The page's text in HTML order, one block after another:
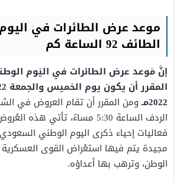
موعد عرض الطائرات في
الطائف 92 الساعة كم
إنَّ مَوعد عرض الطائرات في اليَوم
2022مـ ومن المقرر أن تقام العروض في
الردف الساعة 5:30 مساءً، تأتي
مجيدة يتم فيها استعْراض القوى العسكرية
الوطن، وترهب بها أعداؤه.